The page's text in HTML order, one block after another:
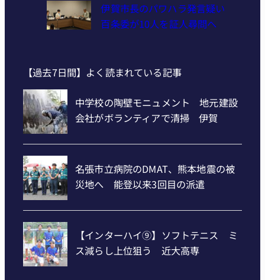
伊賀市長のパワハラ発言疑い
百条委が10人を証人尋問へ
【過去7日間】よく読まれている記事